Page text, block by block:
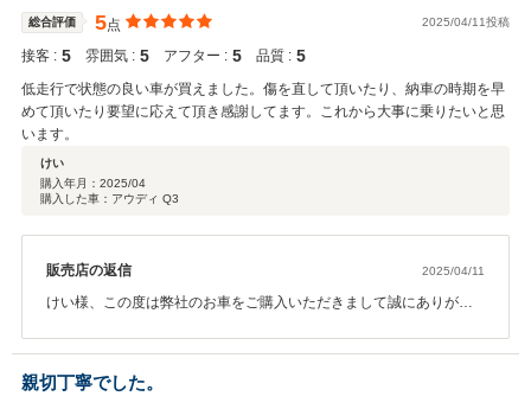
総合評価 5点 2025/04/11投稿
接客 : 5 雰囲気 : 5 アフター : 5 品質 : 5
低走行で状態の良い車が買えました。傷を直して頂いたり、納車の時期を早
めて頂いたり要望に応えて頂き感謝してます。これから大事に乗りたいと思
います。
けい
購入年月： 2025/04
購入した車：アウディ Q3
販売店の返信 2025/04/11
けい様、この度は弊社のお車をご購入いただきまして誠にありがと
りサポートいたしますので、頼って頂ければと思います！ありがと
うございました！
親切丁寧でした。